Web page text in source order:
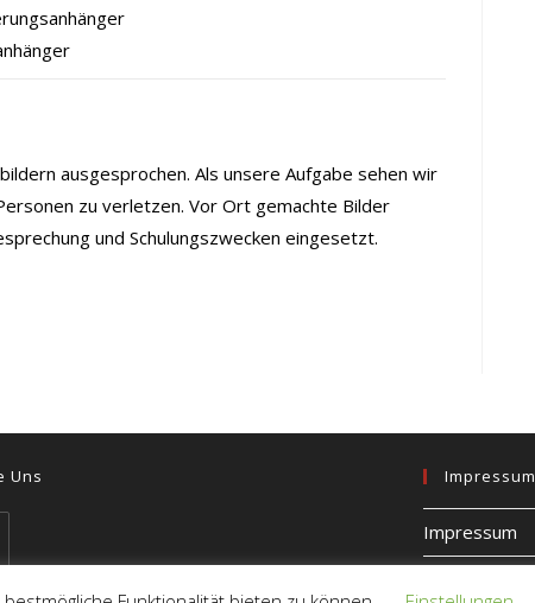
ausgesprochen. Als unsere Aufgabe sehen wir
zu verletzen. Vor Ort gemachte Bilder
und Schulungszwecken eingesetzt.
Uns Impressum
Impressum